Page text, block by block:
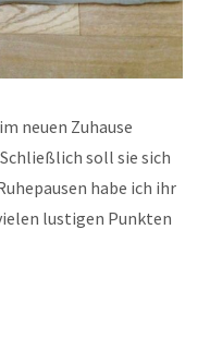
neuen Zuhause
soll sie sich
habe ich ihr
lustigen Punkten